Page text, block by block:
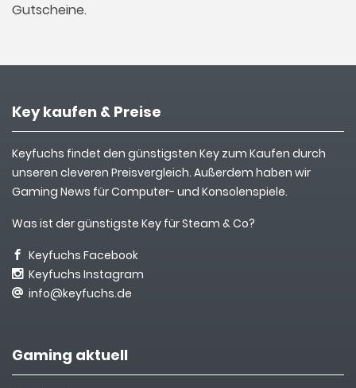
Gutscheine.
Key kaufen & Preise
Keyfuchs findet den günstigsten Key zum Kaufen durch
unseren cleveren Preisvergleich. Außerdem haben wir
Gaming News für Computer- und Konsolenspiele.
Was ist der günstigste Key für Steam & Co?
Keyfuchs Facebook
Keyfuchs Instagram
info@keyfuchs.de
Gaming aktuell